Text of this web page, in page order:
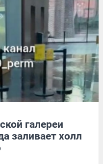
галереи
заливает холл